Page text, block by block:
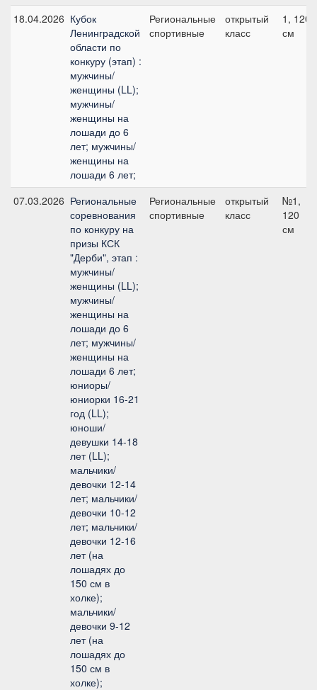
18.04.2026 Кубок
Ленинградской
области по
конкуру (этап) :
мужчины/
женщины (LL);
мужчины/
женщины на
лошади до 6
лет; мужчины/
женщины на
лошади 6 лет;
Региональные
спортивные
открытый
класс
1, 120
см
07.03.2026 Региональные
соревнования
по конкуру на
призы КСК
"Дерби", этап :
мужчины/
женщины (LL);
мужчины/
женщины на
лошади до 6
лет; мужчины/
женщины на
лошади 6 лет;
юниоры/
юниорки 16-21
год (LL);
юноши/
девушки 14-18
лет (LL);
мальчики/
девочки 12-14
лет; мальчики/
девочки 10-12
лет; мальчики/
девочки 12-16
лет (на
лошадях до
150 см в
холке);
мальчики/
девочки 9-12
лет (на
лошадях до
150 см в
холке);
Региональные
спортивные
открытый
класс
№1,
120
см